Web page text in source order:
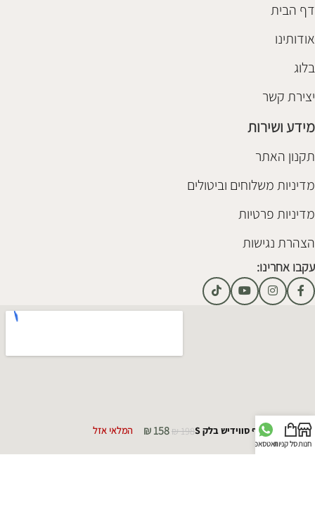
דף הבית
אודותינו
בלוג
יצירת קשר
מידע ושירות
תקנון האתר
מדיניות משלוחים וביטולים
מדיניות פרטיות
הצהרת נגישות
עקבו אחרינו:
חנותסל קניותוואטסאפ
מדף סווידיש בלק S ₪198
₪158 המלאי אזל